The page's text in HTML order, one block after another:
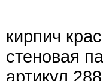
кирпич
стеновая
артикул 288